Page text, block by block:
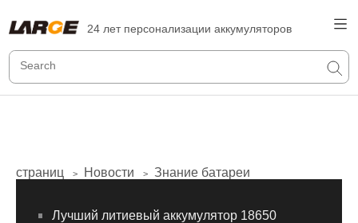
24 лет персонализации аккумуляторов
страниц > Новости > Знание батареи
Лучший литиевый аккумулятор 18650